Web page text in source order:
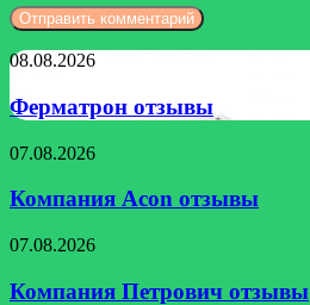
Ферматрон
08.08.2026
Ферматрон отзывы
Компания
отзывы
07.08.2026
Компания Acon отзывы
Компания
отзывы
07.08.2026
Компания Петрович отзывы